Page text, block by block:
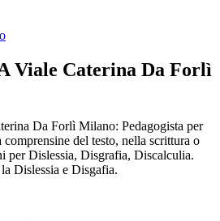
Viale Caterina Da Forlì
Da Forlì Milano: Pedagogista per
del testo, nella scrittura o
per Dislessia, Disgrafia, Discalculia.
Dislessia e Disgafia.